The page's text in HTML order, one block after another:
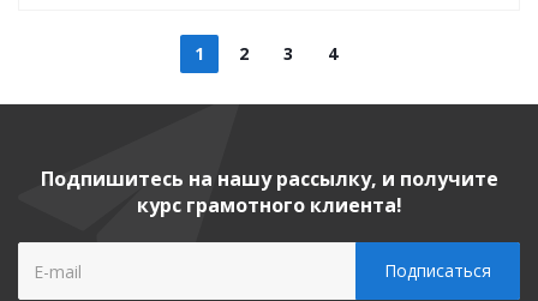
1 2 3 4
Подпишитесь на нашу рассылку, и получите
курс грамотного клиента!